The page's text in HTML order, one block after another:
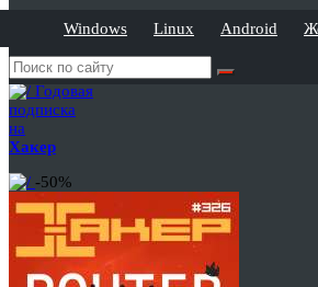
Windows Linux Android
Годовая
подписка
на
Хакер
-50%